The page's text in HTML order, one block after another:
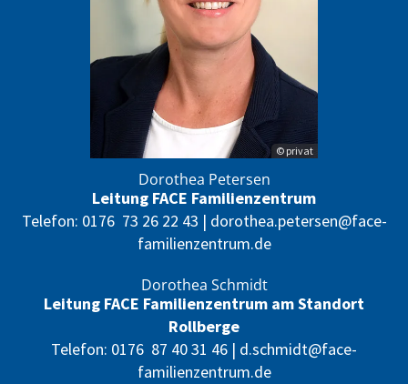
© privat
Dorothea Petersen
Leitung FACE Familienzentrum
Telefon: 0176 73 26 22 43 | dorothea.petersen@face-
familienzentrum.de
Dorothea Schmidt
Leitung FACE Familienzentrum am Standort
Rollberge
Telefon: 0176 87 40 31 46 | d.schmidt@face-
familienzentrum.de